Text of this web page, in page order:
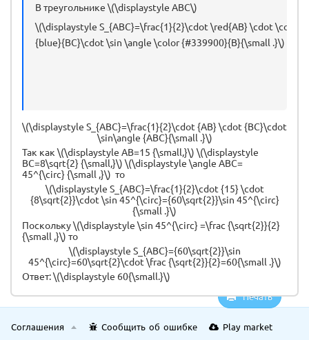
Печать
В треугольнике \(\displaystyle ABC\)
\(\displaystyle S_{ABC}=\frac{1}{2}\cdot \red{AB} \cdot \color
{blue}{BC}\cdot \sin \angle \color {#339900}{B}{\small .}\)
\(\displaystyle S_{ABC}=\frac{1}{2}\cdot {AB} \cdot {BC}\cdot
\sin\angle {ABC}{\small .}\)
Так как \(\displaystyle AB=15 {\small,}\) \(\displaystyle
BC=8\sqrt{2} {\small,}\) \(\displaystyle \angle ABC=
45^{\circ} {\small ,}\) то
\(\displaystyle S_{ABC}=\frac{1}{2}\cdot {15} \cdot
{8\sqrt{2}}\cdot \sin 45^{\circ}={60\sqrt{2}}\sin 45^{\circ}
{\small .}\)
Поскольку \(\displaystyle \sin 45^{\circ} =\frac {\sqrt{2}}{2}
{\small ,}\) то
\(\displaystyle S_{ABC}={60\sqrt{2}}\sin
45^{\circ}=60\sqrt{2}\cdot \frac {\sqrt{2}}{2}=60{\small .}\)
Ответ: \(\displaystyle 60{\small.}\)
Соглашения Сообщить об ошибке Play market